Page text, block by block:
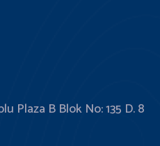
Plaza B Blok No: 135 D. 8